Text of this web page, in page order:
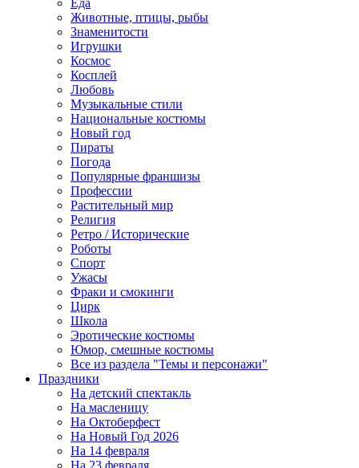
Еда
Животные, птицы, рыбы
Знаменитости
Игрушки
Космос
Косплей
Любовь
Музыкальные стили
Национальные костюмы
Новый год
Пираты
Погода
Популярные франшизы
Профессии
Растительный мир
Религия
Ретро / Исторические
Роботы
Спорт
Ужасы
Фраки и смокинги
Цирк
Школа
Эротические костюмы
Юмор, смешные костюмы
Все из раздела "Темы и персонажи"
Праздники
На детский спектакль
На масленицу
На Октоберфест
На Новый Год 2026
На 14 февраля
На 23 февраля